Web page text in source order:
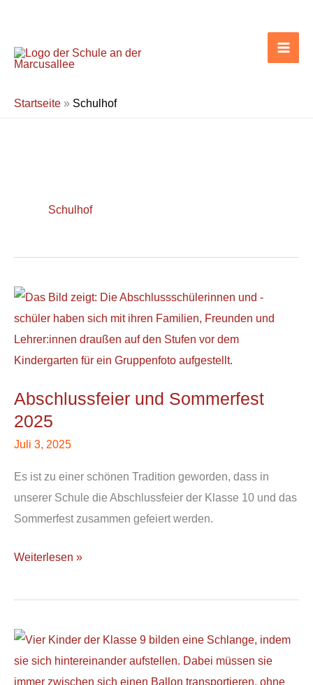
springen
Startseite » Schulhof
Schulhof
Abschlussfeier und Sommerfest
2025
Juli 3, 2025
Es ist zu einer schönen Tradition geworden, dass in
unserer Schule die Abschlussfeier der Klasse 10 und das
Sommerfest zusammen gefeiert werden.
Abschlussfeier
und
Sommerfest
2025
Weiterlesen »
Chaostag
mal
ganz